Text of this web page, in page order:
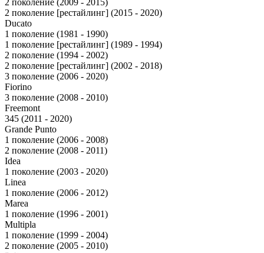
2 поколение (2009 - 2015)
2 поколение [рестайлинг] (2015 - 2020)
Ducato
1 поколение (1981 - 1990)
1 поколение [рестайлинг] (1989 - 1994)
2 поколение (1994 - 2002)
2 поколение [рестайлинг] (2002 - 2018)
3 поколение (2006 - 2020)
Fiorino
3 поколение (2008 - 2010)
Freemont
345 (2011 - 2020)
Grande Punto
1 поколение (2006 - 2008)
2 поколение (2008 - 2011)
Idea
1 поколение (2003 - 2020)
Linea
1 поколение (2006 - 2012)
Marea
1 поколение (1996 - 2001)
Multipla
1 поколение (1999 - 2004)
2 поколение (2005 - 2010)